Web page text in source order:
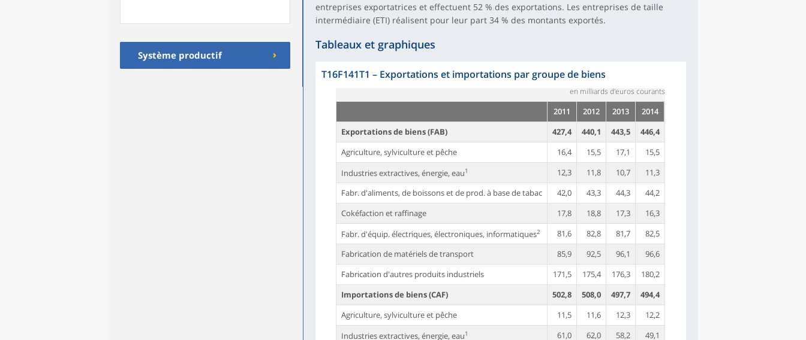
Système productif
entreprises exportatrices et effectuent 52 % des exportations. Les entreprises de taille
intermédiaire (ETI) réalisent pour leur part 34 % des montants exportés.
Tableaux et graphiques
T16F141T1 – Exportations et importations par groupe de biens
en milliards d'euros courants
2011 2012 2013
2014
Exportations de biens (FAB)
427,4 440,1 443,5
446,4
Agriculture, sylviculture et pêche
16,4 15,5 17,1
15,5
Industries extractives, énergie, eau1 12,3 11,8 10,7
11,3
Fabr. d'aliments, de boissons et de prod. à base de tabac
42,0 43,3 44,3
44,2
Cokéfaction et raffinage
17,8 18,8 17,3
16,3
Fabr. d'équip. électriques, électroniques, informatiques2 81,6 82,8 81,7
82,5
Fabrication de matériels de transport
85,9 92,5 96,1
96,6
Fabrication d'autres produits industriels
171,5 175,4 176,3
180,2
Importations de biens (CAF)
502,8 508,0 497,7
494,4
Agriculture, sylviculture et pêche
11,5 11,6 12,3
12,2
Industries extractives, énergie, eau1 61,0 62,0 58,2
49,1